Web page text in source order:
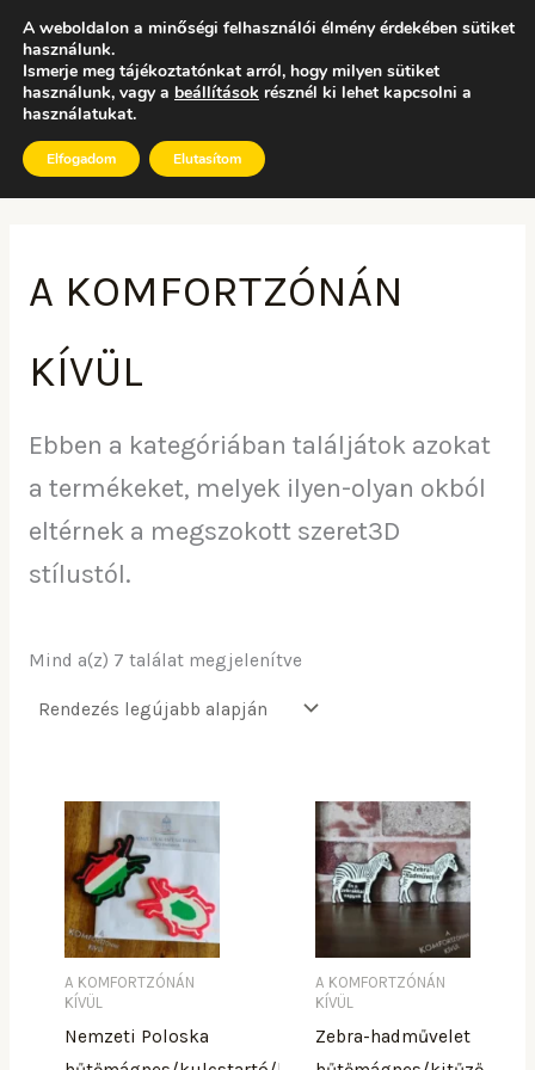
content
Kosár
A KOMFORTZÓNÁN
KÍVÜL
Ebben a kategóriában találjátok azokat
a termékeket, melyek ilyen-olyan okból
eltérnek a megszokott szeret3D
stílustól.
Mind a(z) 7 találat megjelenítve
by
A KOMFORTZÓNÁN
KÍVÜL
Nemzeti Poloska
a
terméknek
több
variációja
van.
A
a
A KOMFORTZÓNÁN
KÍVÜL
Zebra-hadművelet
a
terméknek
több
variációja
A
a
A weboldalon a minőségi felhasználói élmény érdekében sütiket
használunk.
Ismerje meg tájékoztatónkat arról, hogy milyen sütiket
használunk, vagy a beállítások résznél ki lehet kapcsolni a
használatukat.
Elfogadom Elutasítom